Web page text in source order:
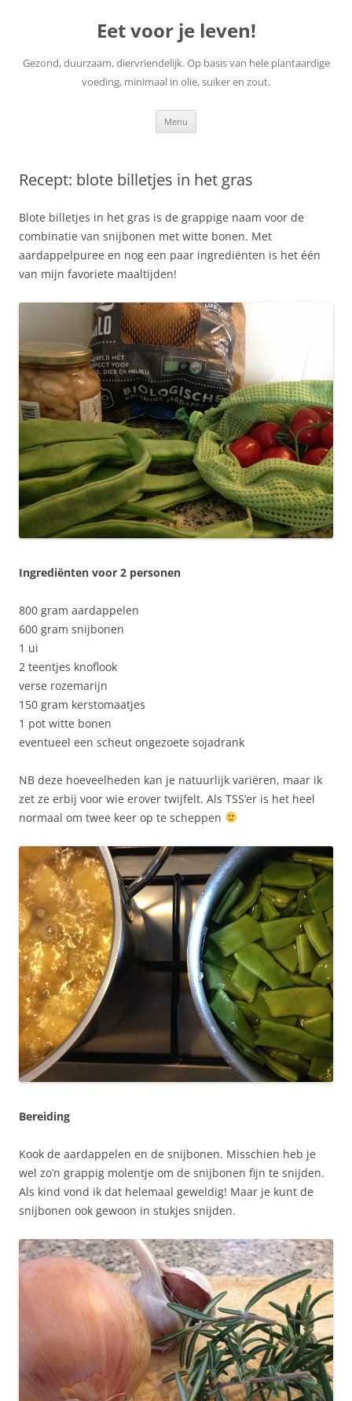
Eet voor je leven!
Gezond, duurzaam, diervriendelijk. Op basis van hele plantaardige
voeding, minimaal in olie, suiker en zout.
Menu
Recept: blote billetjes in het gras
Blote billetjes in het gras is de grappige naam voor de
combinatie van snijbonen met witte bonen. Met
aardappelpuree en nog een paar ingrediënten is het één
van mijn favoriete maaltijden!
Ingrediënten voor 2 personen
800 gram aardappelen
600 gram snijbonen
1 ui
2 teentjes knoflook
verse rozemarijn
150 gram kerstomaatjes
1 pot witte bonen
eventueel een scheut ongezoete sojadrank
NB deze hoeveelheden kan je natuurlijk variëren, maar ik
zet ze erbij voor wie erover twijfelt. Als TSS’er is het heel
normaal om twee keer op te scheppen
Bereiding
Kook de aardappelen en de snijbonen. Misschien heb je
wel zo’n grappig molentje om de snijbonen fijn te snijden.
Als kind vond ik dat helemaal geweldig! Maar je kunt de
snijbonen ook gewoon in stukjes snijden.